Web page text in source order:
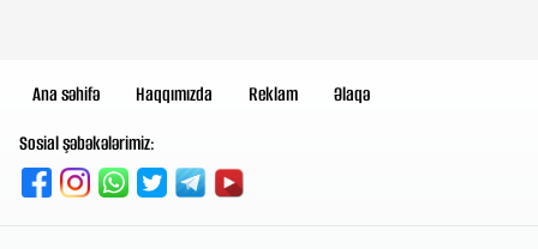
Ana səhifə Haqqımızda Reklam
Əlaqə
Sosial şəbəkələrimiz: